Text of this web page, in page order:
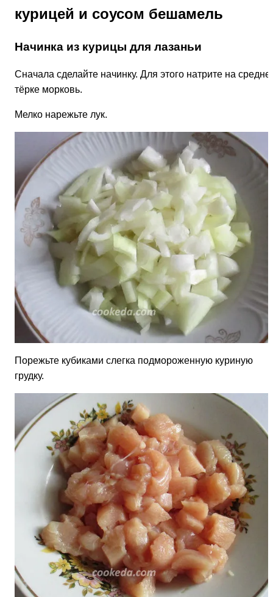
курицей и соусом бешамель
Начинка из курицы для лазаньи
Сначала сделайте начинку. Для этого натрите на
тёрке морковь.
Мелко нарежьте лук.
Порежьте кубиками слегка подмороженную куриную
грудку.